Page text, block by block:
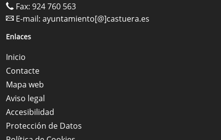
Fax: 924 760 563
E-mail: ayuntamiento[@]castuera.es
Enlaces
Inicio
Contacte
Mapa web
Aviso legal
Accesibilidad
Protección de Datos